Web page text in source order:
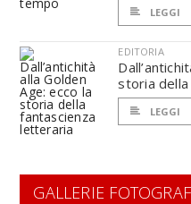
LEGGI
EDITORIA
storia
LEGGI
GALLERIE